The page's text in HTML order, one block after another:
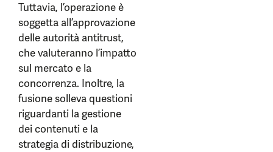
Tuttavia, l’operazione è
soggetta all’approvazione
delle autorità antitrust,
che valuteranno l’impatto
sul mercato e la
concorrenza. Inoltre, la
fusione solleva questioni
riguardanti la gestione
dei contenuti e la
strategia di distribuzione,